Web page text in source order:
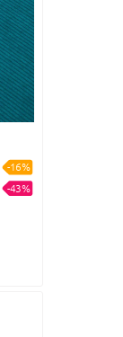
-16%
-43%